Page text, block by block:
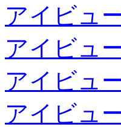
アイビュ
アイビュ
アイビュ
アイビュ